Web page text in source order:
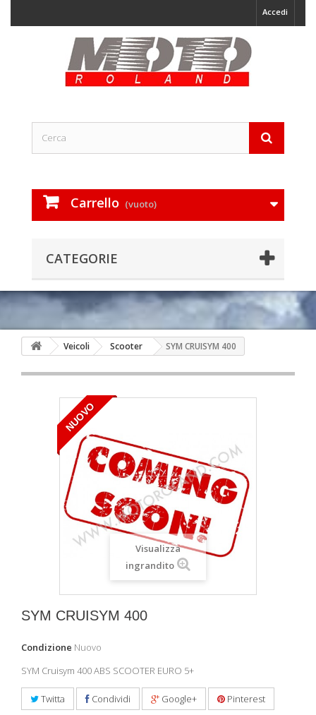
Accedi
Carrello (vuoto)
CATEGORIE
Veicoli Scooter SYM CRUISYM 400
NUOVO
Visualizza
ingrandito
SYM CRUISYM 400
Condizione Nuovo
SYM Cruisym 400 ABS SCOOTER EURO 5+
Twitta Condividi Google+ Pinterest